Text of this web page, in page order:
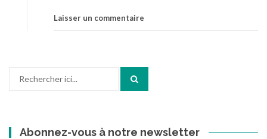
Laisser un commentaire
Abonnez-vous à notre newsletter